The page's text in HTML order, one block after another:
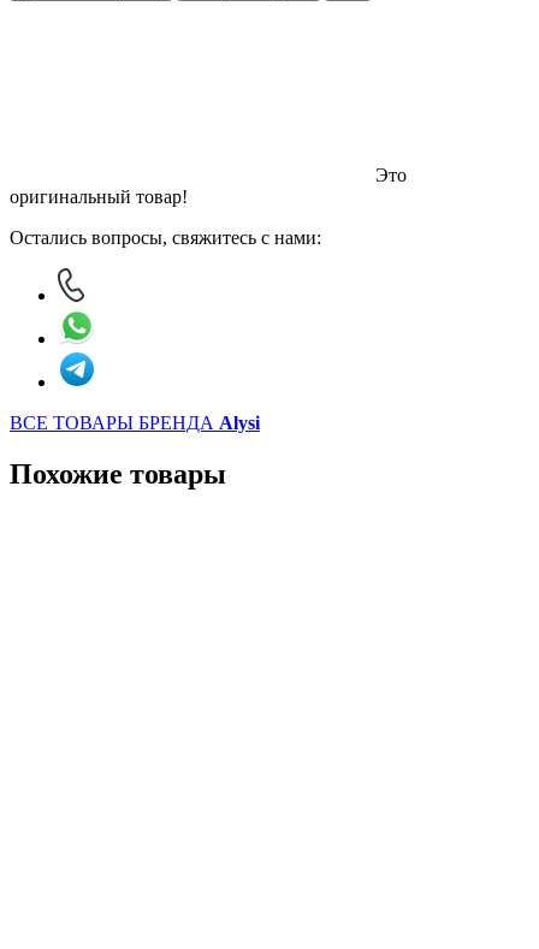
Это
оригинальный товар!
Остались вопросы, свяжитесь с нами:
ВСЕ ТОВАРЫ БРЕНДА Alysi
Похожие товары